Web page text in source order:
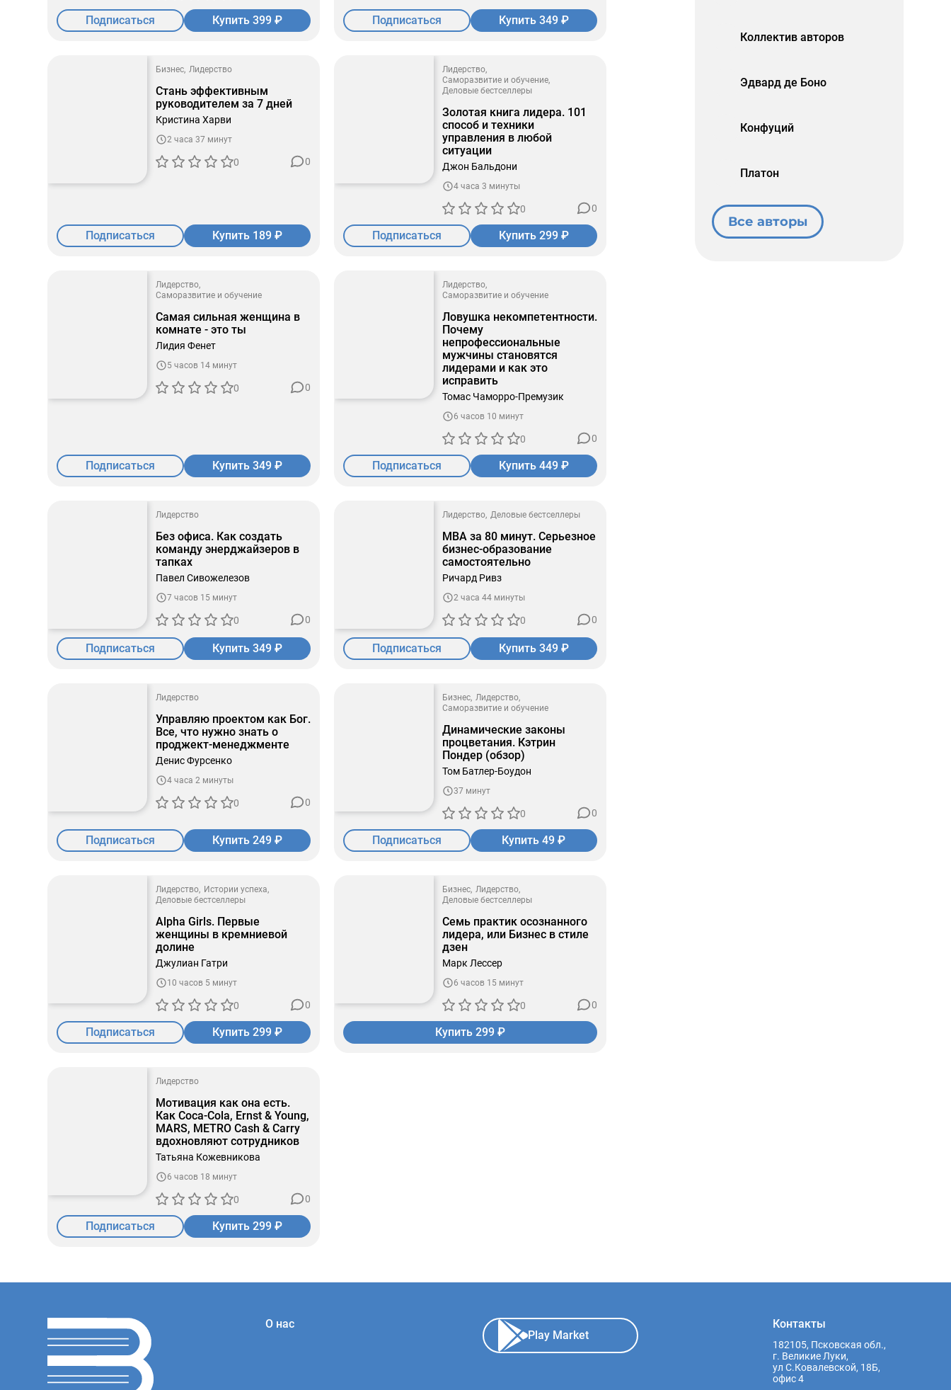
Подписаться Купить 399 ₽ Подписаться Купить 349 ₽
Бизнес Лидерство
Стань эффективным
руководителем за 7 дней
Кристина Харви
2 часа 37 минут
0 0
Подписаться Купить 189 ₽
Лидерство
Саморазвитие и обучение
Деловые бестселлеры
Золотая книга лидера. 101
способ и техники
управления в любой
ситуации
Джон Бальдони
4 часа 3 минуты
0 0
Подписаться Купить 299 ₽
Лидерство
Саморазвитие и обучение
Самая сильная женщина в
комнате - это ты
Лидия Фенет
5 часов 14 минут
0 0
Подписаться Купить 349 ₽
Лидерство
Саморазвитие и обучение
Ловушка некомпетентности.
Почему
непрофессиональные
мужчины становятся
лидерами и как это
исправить
Томас Чаморро-Премузик
6 часов 10 минут
0 0
Подписаться Купить 449 ₽
Лидерство
Без офиса. Как создать
команду энерджайзеров в
тапках
Павел Сивожелезов
7 часов 15 минут
0 0
Подписаться Купить 349 ₽
Лидерство Деловые бестселлеры
MBA за 80 минут. Серьезное
бизнес-образование
самостоятельно
Ричард Ривз
2 часа 44 минуты
0 0
Подписаться Купить 349 ₽
Лидерство
Управляю проектом как Бог.
Все, что нужно знать о
проджект-менеджменте
Денис Фурсенко
4 часа 2 минуты
0 0
Подписаться Купить 249 ₽
Бизнес Лидерство
Саморазвитие и обучение
Динамические законы
процветания. Кэтрин
Пондер (обзор)
Том Батлер-Боудон
37 минут
0 0
Подписаться Купить 49 ₽
Лидерство
Истории успеха
Деловые бестселлеры
Alpha Girls. Первые
женщины в кремниевой
долине
Джулиан Гатри
10 часов 5 минут
0 0
Подписаться Купить 299 ₽
Бизнес Лидерство
Деловые бестселлеры
Семь практик осознанного
лидера, или Бизнес в стиле
дзен
Марк Лессер
6 часов 15 минут
0 0
Купить 299 ₽
Лидерство
Мотивация как она есть.
Как Coca-Cola, Ernst & Young,
MARS, METRO Cash & Carry
вдохновляют сотрудников
Татьяна Кожевникова
6 часов 18 минут
0 0
Подписаться Купить 299 ₽
Коллектив авторов
Эдвард де Боно
Конфуций
Платон
Все авторы
О нас
Play Market
Контакты
182105, Псковская обл.,
г. Великие Луки,
ул С.Ковалевской, 18Б,
офис 4